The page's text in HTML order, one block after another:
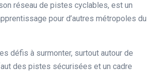
réseau de pistes cyclables, est un
pour d’autres métropoles du
défis à surmonter, surtout autour de
des pistes sécurisées et un cadre